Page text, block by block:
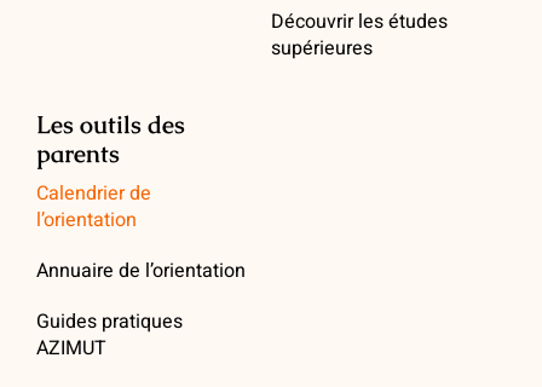
Découvrir les études
supérieures
Les outils des
parents
Calendrier de
l’orientation
Annuaire de l’orientation
Guides pratiques
AZIMUT